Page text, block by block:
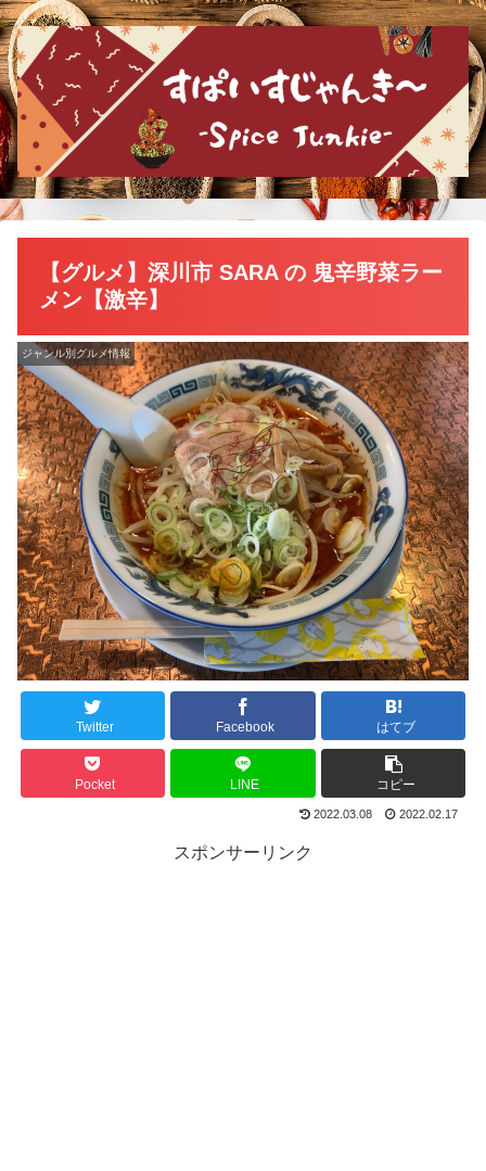
【グルメ】深川市 SARA の 鬼辛野菜ラー
メン【激辛】
ジャンル別グルメ情報
Twitter Facebook はてブ
Pocket LINE コピー
2022.03.08 2022.02.17
スポンサーリンク